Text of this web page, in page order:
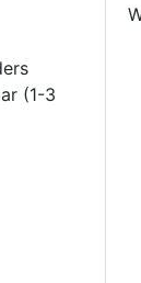
(1-3